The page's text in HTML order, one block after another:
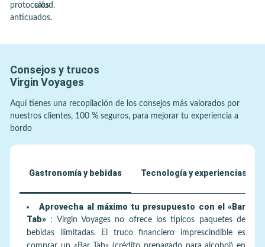
protocolos
anticuados.
salud.
Consejos y trucos
Virgin Voyages
Aquí tienes una recopilación de los consejos más valorados por
nuestros clientes, 100 % seguros, para mejorar tu experiencia a
bordo
Gastronomía y bebidas Tecnología y experiencias
Aprovecha al máximo tu presupuesto con el «Bar
Tab» : Virgin Voyages no ofrece los típicos paquetes de
bebidas ilimitadas. El truco financiero imprescindible es